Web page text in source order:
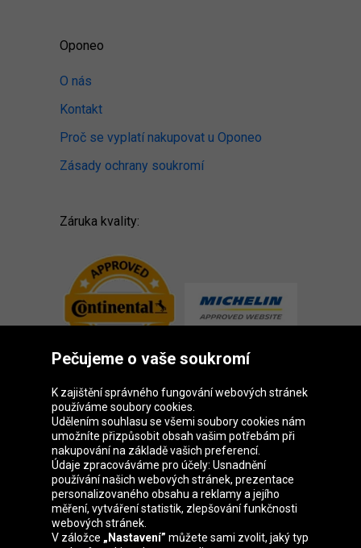
Oponeo
O nás
Kontakt
Proč se vyplatí nakupovat u Oponeo
Zásady ochrany soukromí
Záruka kvality:
Skupina Oponeo
Belgique Deutschland Éire España
Pečujeme o vaše soukromí
K zajištění správného fungování webových stránek
používáme soubory cookies.
Udělením souhlasu se všemi soubory cookies nám
umožníte přizpůsobit obsah vašim potřebám při
nakupování na základě vašich preferencí.
Údaje zpracováváme pro účely: Usnadnění
používání našich webových stránek, prezentace
personalizovaného obsahu a reklamy a jejího
měření, vytváření statistik, zlepšování funkčnosti
webových stránek.
V záložce „Nastavení” můžete sami zvolit, jaký typ